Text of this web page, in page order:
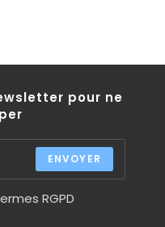
pour ne
ENVOYER
RGPD